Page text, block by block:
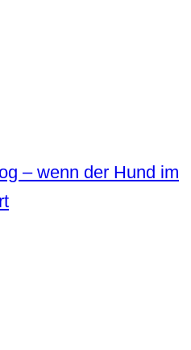
– wenn der Hund im